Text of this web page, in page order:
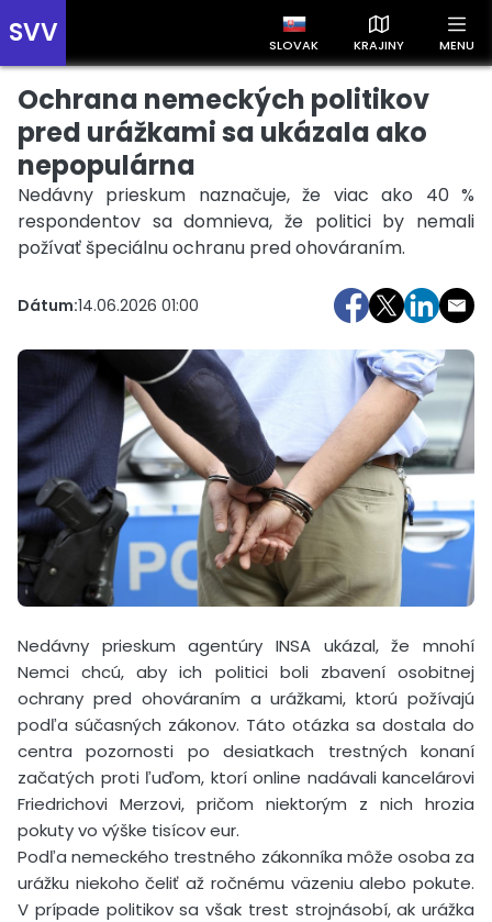
SVV SLOVAK KRAJINY MENU
Prehľad správ podľa krajín
Zobrazte si správy rozdelené podľa krajín a získajte rýchly
prehľad o dianí vo svete.
Slovensko Maďarsko
Ochrana nemeckých politikov
pred urážkami sa ukázala ako
nepopulárna
Nedávny prieskum naznačuje, že viac ako 40 %
respondentov sa domnieva, že politici by nemali
požívať špeciálnu ochranu pred ohováraním.
Dátum:14.06.2026 01:00
Nedávny prieskum agentúry INSA ukázal, že mnohí
Nemci chcú, aby ich politici boli zbavení osobitnej
ochrany pred ohováraním a urážkami, ktorú požívajú
podľa súčasných zákonov. Táto otázka sa dostala do
centra pozornosti po desiatkach trestných konaní
začatých proti ľuďom, ktorí online nadávali kancelárovi
Friedrichovi Merzovi, pričom niektorým z nich hrozia
pokuty vo výške tisícov eur.
Podľa nemeckého trestného zákonníka môže osoba za
urážku niekoho čeliť až ročnému väzeniu alebo pokute.
V prípade politikov sa však trest strojnásobí, ak urážka